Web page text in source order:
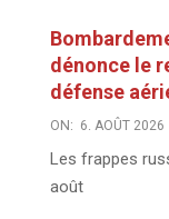
dénonce le
défense
ON: 6. AOÛT 2026
Les frappes
août